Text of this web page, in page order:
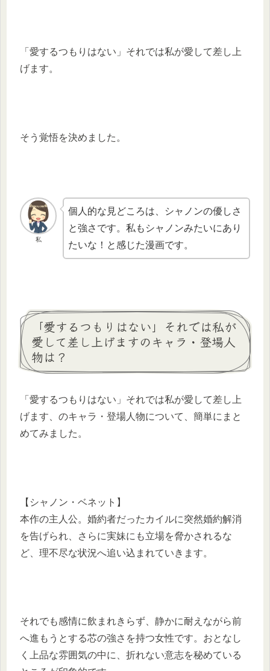
「愛するつもりはない」それでは私が愛して差し上
げます。
そう覚悟を決めました。
私
個人的な見どころは、シャノンの優しさ
と強さです。私もシャノンみたいにあり
たいな！と感じた漫画です。
「愛するつもりはない」それでは私が
愛して差し上げますのキャラ・登場人
物は？
「愛するつもりはない」それでは私が愛して差し上
げます、のキャラ・登場人物について、簡単にまと
めてみました。
【シャノン・ベネット】
本作の主人公。婚約者だったカイルに突然婚約解消
を告げられ、さらに実妹にも立場を脅かされるな
ど、理不尽な状況へ追い込まれていきます。
それでも感情に飲まれきらず、静かに耐えながら前
へ進もうとする芯の強さを持つ女性です。おとなし
く上品な雰囲気の中に、折れない意志を秘めている